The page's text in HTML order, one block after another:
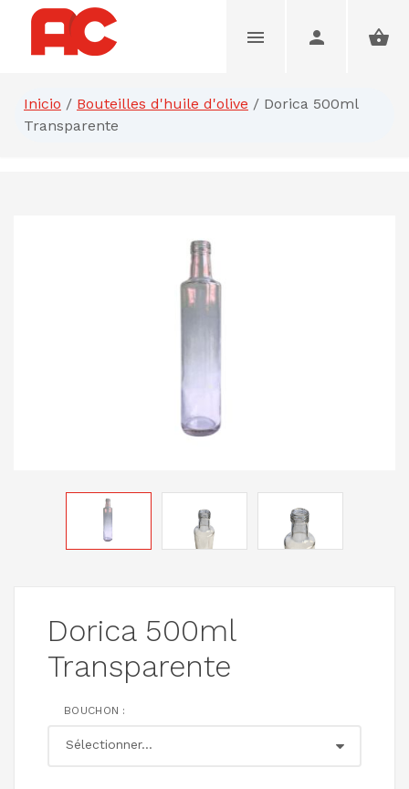
Inicio / Bouteilles d'huile d'olive / Dorica 500ml
Transparente
Dorica 500ml
Transparente
BOUCHON :